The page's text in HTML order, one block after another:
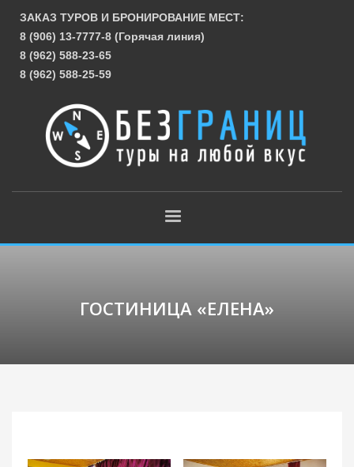
ЗАКАЗ ТУРОВ И БРОНИРОВАНИЕ МЕСТ:
8 (906) 13-7777-8 (Горячая линия)
8 (962) 588-23-65
8 (962) 588-25-59
ГОСТИНИЦА «ЕЛЕНА»